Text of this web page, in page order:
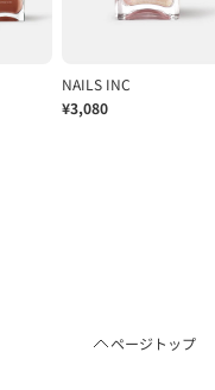
ページトップ